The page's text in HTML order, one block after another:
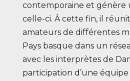
contemporaine et
celle-ci. À cette fin, il
amateurs de différentes
Pays basque dans un
avec les interprètes de
participation d’une